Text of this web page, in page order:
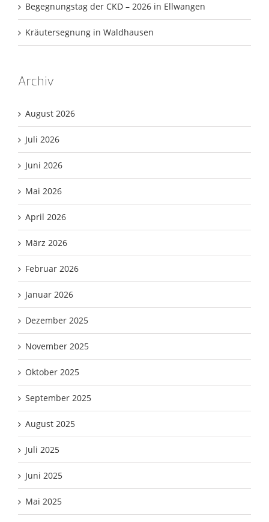
Begegnungstag der CKD – 2026 in Ellwangen
Kräutersegnung in Waldhausen
Archiv
August 2026
Juli 2026
Juni 2026
Mai 2026
April 2026
März 2026
Februar 2026
Januar 2026
Dezember 2025
November 2025
Oktober 2025
September 2025
August 2025
Juli 2025
Juni 2025
Mai 2025